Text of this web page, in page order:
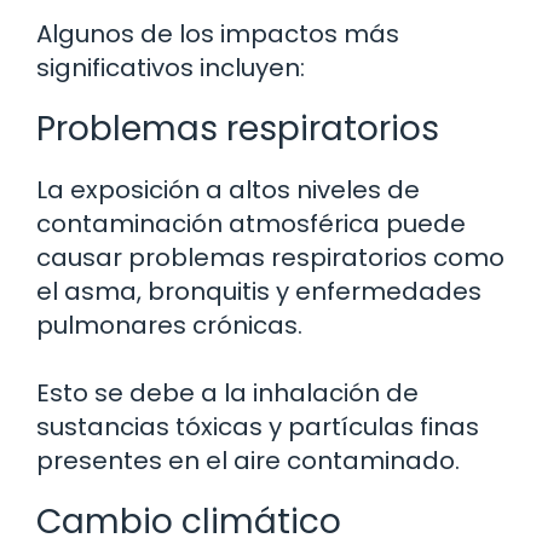
Algunos de los impactos más
significativos incluyen:
Problemas respiratorios
La exposición a altos niveles de
contaminación atmosférica puede
causar problemas respiratorios como
el asma, bronquitis y enfermedades
pulmonares crónicas.
Esto se debe a la inhalación de
sustancias tóxicas y partículas finas
presentes en el aire contaminado.
Cambio climático